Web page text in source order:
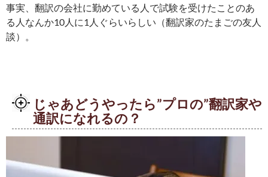
事実、翻訳の会社に勤めている人で試験を受けたことのあ
る人なんか10人に1人ぐらいらしい（翻訳家のたまごの友人
談）。
じゃあどうやったら”プロの”翻訳家や
通訳になれるの？